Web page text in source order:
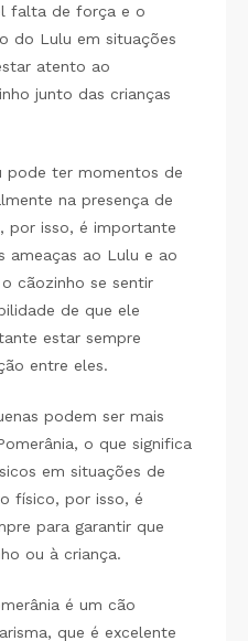
falta de força e o
do Lulu em situações
atento ao
junto das crianças
pode ter momentos de
na presença de
por isso, é importante
ameaças ao Lulu e ao
cãozinho se sentir
de que ele
estar sempre
entre eles.
podem ser mais
o que significa
em situações de
físico, por isso, é
para garantir que
ou à criança.
é um cão
que é excelente